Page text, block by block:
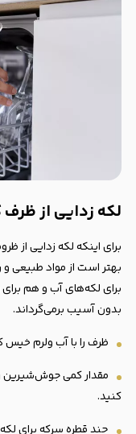
لکه زدایی از
برای اینکه لکه زدایی از
بهتر است از مواد
برای لکه‌های آب و هم
بدون آسیب برمی‌گرداند.
ظرف را با آب ولرم خیس
مقدار کمی جوش‌شیرین
کنید.
چند قطره سرکه برای